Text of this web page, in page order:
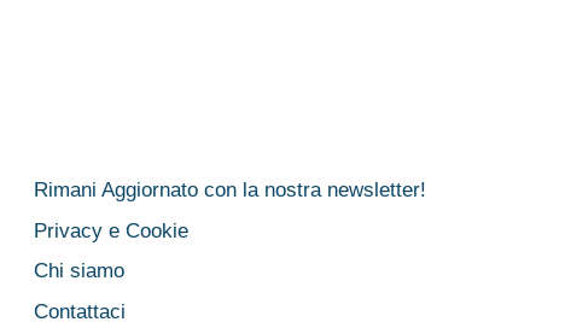
Rimani Aggiornato con la nostra newsletter!
Privacy e Cookie
Chi siamo
Contattaci